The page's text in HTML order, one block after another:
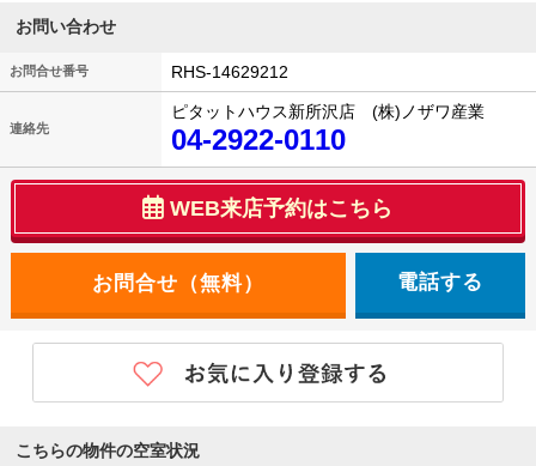
お問い合わせ
お問合せ番号 RHS-14629212
連絡先
ピタットハウス新所沢店 (株)ノザワ産業
04-2922-0110
WEB来店予約はこちら
電話する
こちらの物件の空室状況